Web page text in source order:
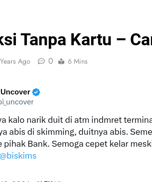
Tanpa Kartu –
Ago 0 6 Mins